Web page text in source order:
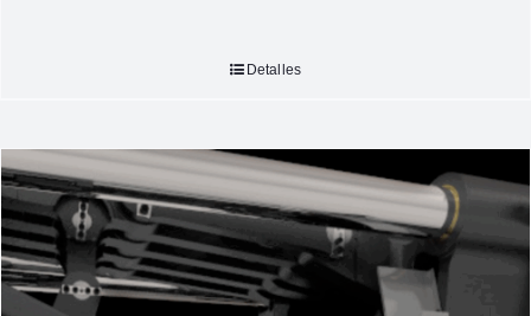
Detalles